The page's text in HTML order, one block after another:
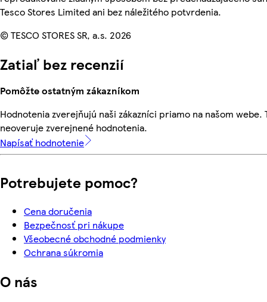
Tesco Stores Limited ani bez náležitého potvrdenia.
© TESCO STORES SR, a.s. 2026
Zatiaľ bez recenzií
Pomôžte ostatným zákazníkom
Hodnotenia zverejňujú naši zákazníci priamo na našom webe.
neoveruje zverejnené hodnotenia.
Napísať hodnotenie
Potrebujete pomoc?
Cena doručenia
Bezpečnosť pri nákupe
Všeobecné obchodné podmienky
Ochrana súkromia
O nás